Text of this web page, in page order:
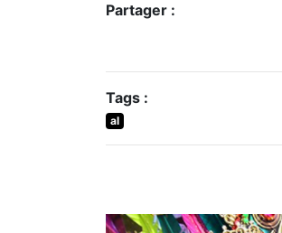
Partager :
Tags :
al